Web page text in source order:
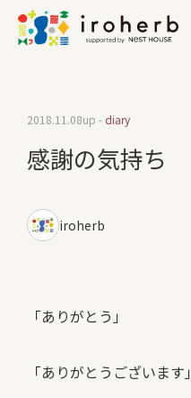
感謝の気持ち
2018.11.08up - diary
iroherb
「ありがとう」
「ありがとうございます」